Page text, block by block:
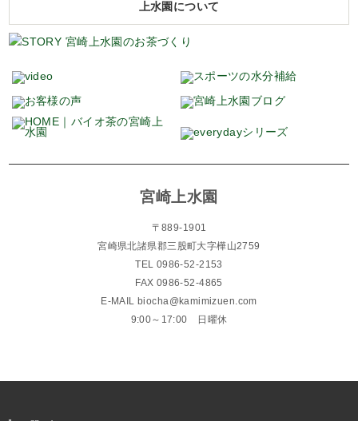
上水園について
宮崎上水園
〒889-1901
宮崎県北諸県郡三股町大字樺山2759
TEL 0986-52-2153
FAX 0986-52-4865
E-MAIL biocha@kamimizuen.com
9:00～17:00 日曜休